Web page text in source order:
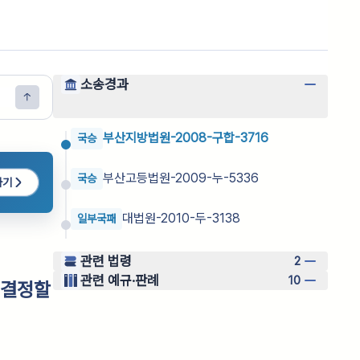
기
정할
소송경과
국승 부산지방법원-2008-구합-3716
국승 부산고등법원-2009-누-5336
일부국패 대법원-2010-두-3138
관련 법령 2
관련 예규·판례 10